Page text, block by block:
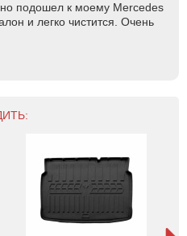
подошел к моему Mercedes
и легко чистится. Очень